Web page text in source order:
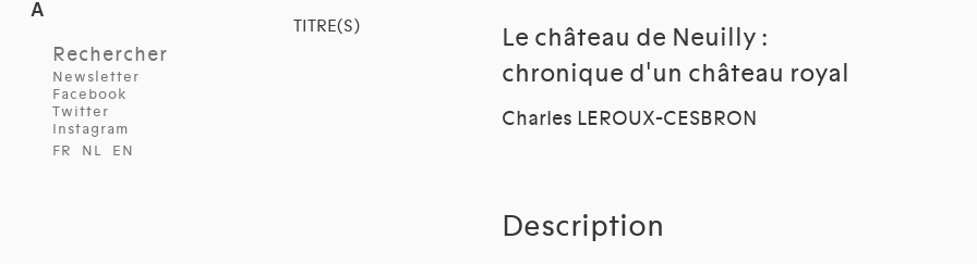
Rechercher
Newsletter
Facebook
Twitter
Instagram
FR
NL EN
TITRE(S)
Le château de Neuilly :
chronique d'un château royal
Charles LEROUX-CESBRON
Description